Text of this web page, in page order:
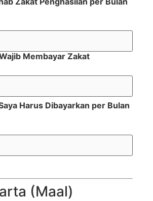
Membayar Zakat
Harus Dibayarkan per Bulan
(Maal)